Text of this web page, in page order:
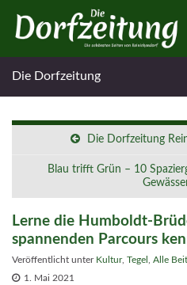
Die Dorfzeitung
Die Dorfzeitung
Blau trifft Grün – 10
Lerne die Humboldt-
spannenden Parcours
Veröffentlicht unter Kultur, Tegel Alle
1. Mai 2021